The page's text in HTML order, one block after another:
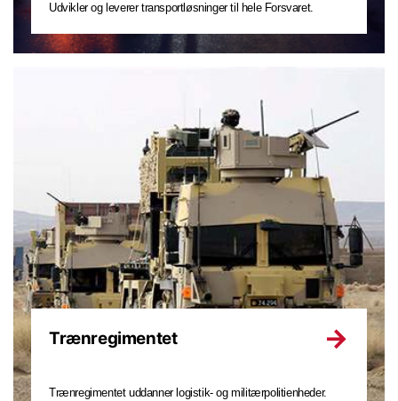
Udvikler og leverer transportløsninger til hele Forsvaret.
Trænregimentet
Trænregimentet uddanner logistik- og militærpolitienheder.